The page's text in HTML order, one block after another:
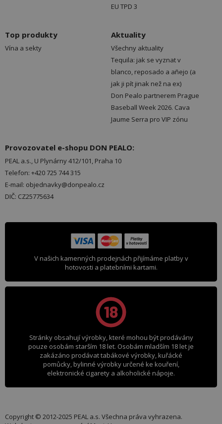
EU TPD 3
Top produkty
Vína a sekty
Aktuality
Všechny aktuality
Tequila: jak se vyznat v
blanco, reposado a añejo (a
jak ji pít jinak než na ex)
Don Pealo partnerem Prague
Baseball Week 2026. Cava
Jaume Serra pro VIP zónu
Provozovatel e-shopu DON PEALO:
PEAL a.s., U Plynárny 412/101, Praha 10
Telefon: +420 725 744 315
E-mail: objednavky@donpealo.cz
DIČ: CZ25775634
V našich kamenných prodejnách přijímáme platby v
hotovosti a platebními kartami.
Stránky obsahují výrobky, které mohou být prodávány
pouze osobám starším 18 let. Osobám mladším 18 let je
zakázáno prodávat tabákové výrobky, kuřácké
pomůcky, bylinné výrobky určené ke kouření,
elektronické cigarety a alkoholické nápoje.
Copyright © 2012-2025 PEAL a.s. Všechna práva vyhrazena.